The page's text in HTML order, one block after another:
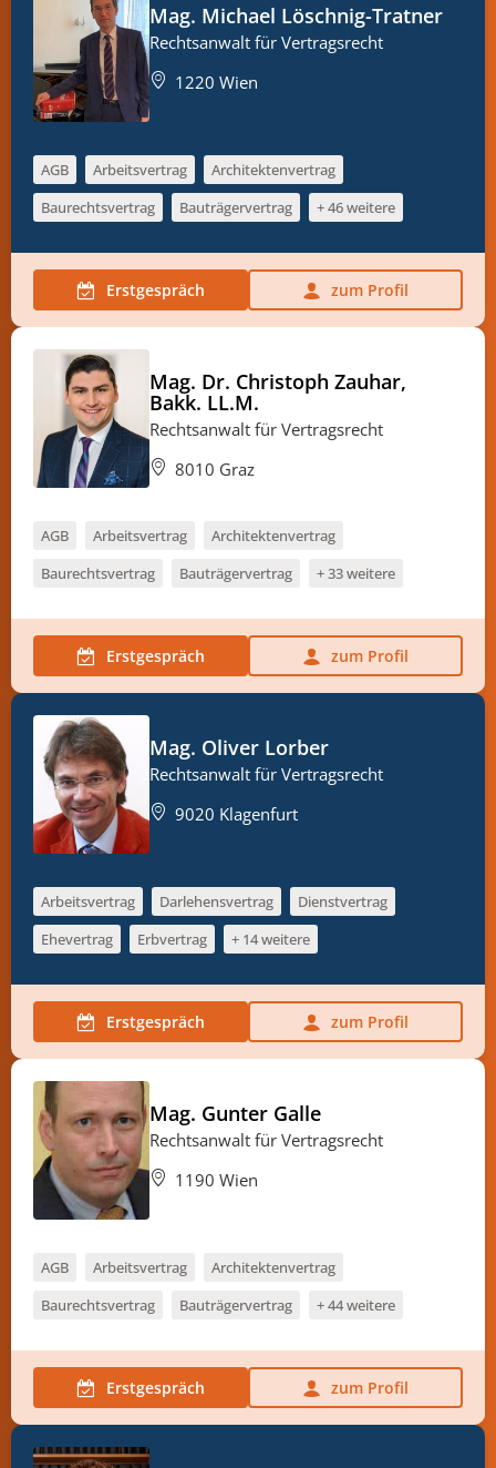
Mag. Michael Löschnig-Tratner
Rechtsanwalt für Vertragsrecht
1220 Wien
AGB Arbeitsvertrag
Architektenvertrag
Baurechtsvertrag
Bauträgervertrag + 46 weitere
Erstgespräch zum Profil
Mag. Dr. Christoph Zauhar,
Bakk. LL.M.
Rechtsanwalt für Vertragsrecht
8010 Graz
AGB Arbeitsvertrag
Architektenvertrag
Baurechtsvertrag
Bauträgervertrag + 33 weitere
Erstgespräch zum Profil
Mag. Oliver Lorber
Rechtsanwalt für Vertragsrecht
9020 Klagenfurt
Arbeitsvertrag Darlehensvertrag
Dienstvertrag
Ehevertrag
Erbvertrag + 14 weitere
Erstgespräch zum Profil
Mag. Gunter Galle
Rechtsanwalt für Vertragsrecht
1190 Wien
AGB Arbeitsvertrag
Architektenvertrag
Baurechtsvertrag
Bauträgervertrag + 44 weitere
Erstgespräch zum Profil